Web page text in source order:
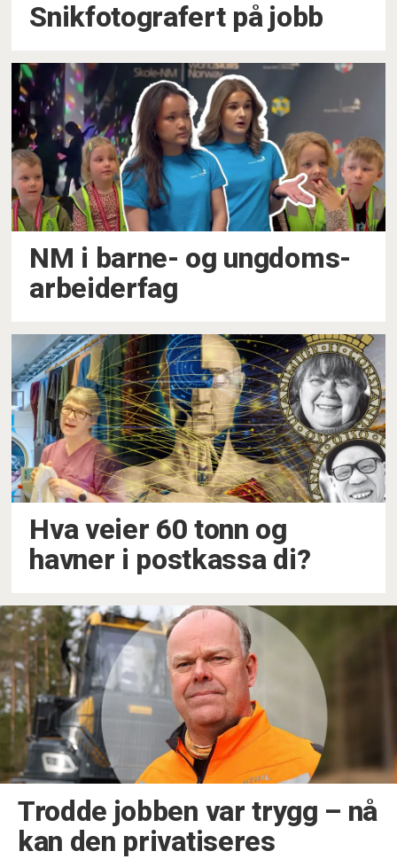
Snikfotografert på jobb
NM i barne- og ungdoms-
arbeiderfag
Hva veier 60 tonn og
havner i postkassa di?
Trodde jobben var trygg – nå
kan den privatiseres